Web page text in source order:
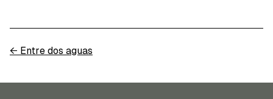
← Entre dos aguas